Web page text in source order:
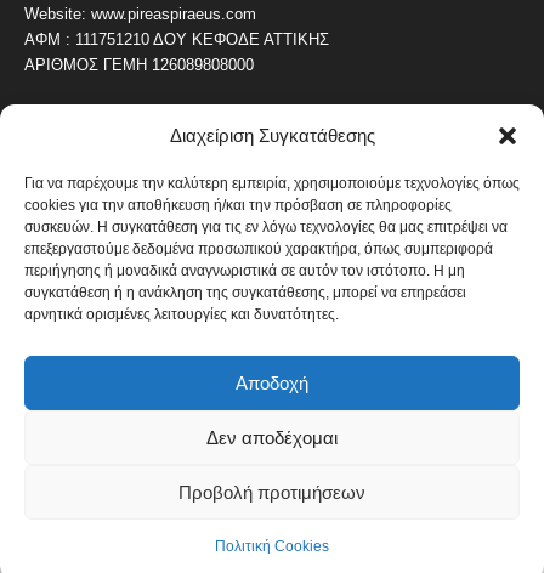
Διαχείριση Συγκατάθεσης
Για να παρέχουμε την καλύτερη εμπειρία, χρησιμοποιούμε τεχνολογίες όπως
cookies για την αποθήκευση ή/και την πρόσβαση σε πληροφορίες
συσκευών. Η συγκατάθεση για τις εν λόγω τεχνολογίες θα μας επιτρέψει να
επεξεργαστούμε δεδομένα προσωπικού χαρακτήρα, όπως συμπεριφορά
περιήγησης ή μοναδικά αναγνωριστικά σε αυτόν τον ιστότοπο. Η μη
συγκατάθεση ή η ανάκληση της συγκατάθεσης, μπορεί να επηρεάσει
αρνητικά ορισμένες λειτουργίες και δυνατότητες.
Αποδοχή
Δεν αποδέχομαι
Προβολή προτιμήσεων
Πολιτική Cookies
Website: www.pireaspiraeus.com
ΑΦΜ : 111751210 ΔΟΥ ΚΕΦΟΔΕ ΑΤΤΙΚΗΣ
ΑΡΙΘΜΟΣ ΓΕΜΗ 126089808000
ΔΗΜΟΦΙΛΗ ΚΑΤΗΓΟΡΙΑ
ΝΕΑ ΤΟΥ ΠΕΙΡΑΙΑ 4487
ΟΛΥΜΠΙΑΚΟΣ
ΑΛΛΑ ΚΟΙΝΩΝΙΚΑ
ΕΙΔΗΣΕΙΣ ΝΑΥΤΙΛΙΑ
ΟΙΚΟΝΟΜΙΚΑ
ΚΑΛΛΙΤΕΧΝΙΚΑ 822
© Copyright 2014 - 2026 / Designed by pixelheroes.gr